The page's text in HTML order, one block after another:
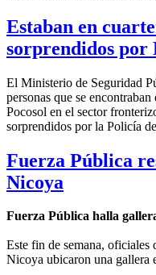
Estaban en
sorprendidos
El Ministerio de Seguridad
personas que se
Pocosol en el sector
sorprendidos por la Policía
Fuerza Pública
Nicoya
Fuerza Pública halla
Este fin de semana, oficiales
Nicoya ubicaron una gallera